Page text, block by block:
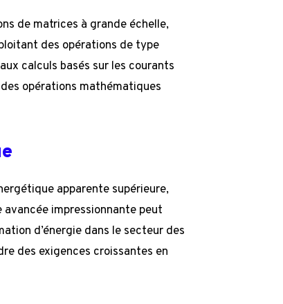
de matrices à grande échelle,
des opérations de type
calculs basés sur les courants
opérations mathématiques
apparente supérieure,
impressionnante peut
d’énergie dans le secteur des
des exigences croissantes en